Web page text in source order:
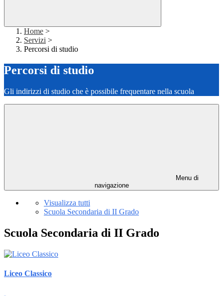
Home >
Servizi >
Percorsi di studio
Percorsi di studio
Gli indirizzi di studio che è possibile frequentare nella scuola
Menu di
navigazione
Visualizza tutti
Scuola Secondaria di II Grado
Scuola Secondaria di II Grado
Liceo Classico